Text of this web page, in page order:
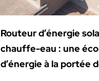
Routeur d’énergie
chauffe-eau : une
d’énergie à la portée